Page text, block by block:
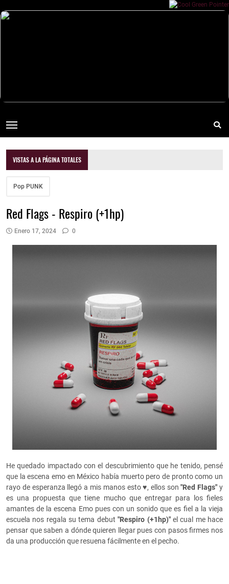
VISTAS A LA PÁGINA TOTALES
Pop PUNK
Red Flags - Respiro (+1hp)
Enero 17, 2024 0
He quedado impactado con el descubrimiento que he tenido, pensé
que la escena emo en México había muerto pero de pronto como un
rayo de esperanza llegó a mis manos esto ♥️, ellos son"Red Flags"y
es una propuesta que tiene mucho que entregar para los fieles
amantes de la escena Emo pues con un sonido que es fiel a la vieja
escuela nos regala su tema debut"Respiro (+1hp)"el cual me hace
pensar que saben a dónde quieren llegar pues con pasos firmes nos
da una producción que resuena fácilmente en el pecho.